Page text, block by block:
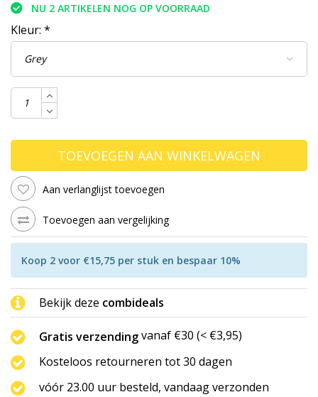
NU 2 ARTIKELEN NOG OP VOORRAAD
Kleur: *
TOEVOEGEN AAN WINKELWAGEN
Aan verlanglijst toevoegen
Toevoegen aan vergelijking
Koop 2 voor €15,75 per stuk en bespaar 10%
Bekijk deze combideals
Gratis verzendingvanaf €30 (< €3,95)
Kosteloos retourneren tot 30 dagen
vóór 23.00 uur besteld, vandaag verzonden